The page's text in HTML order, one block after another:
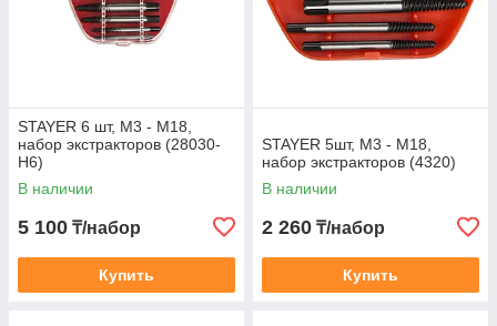
STAYER 6 шт, М3 - М18,
набор экстракторов (28030-
H6)
В наличии
5 100 ₸/набор
Купить
STAYER 5шт, М3 - М18,
набор экстракторов (4320)
В наличии
2 260 ₸/набор
Купить